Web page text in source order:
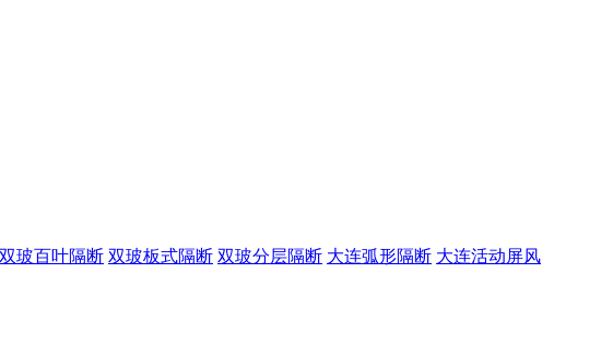
双玻百叶隔断 双玻板式隔断 双玻分层隔断 大连弧形隔断 大连活动屏风